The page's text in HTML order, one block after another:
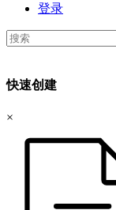
登录
快速创建
×